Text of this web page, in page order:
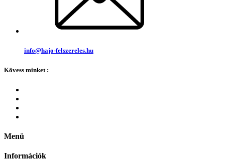
info@hajo-felszereles.hu
Kövess minket :
Menü
Információk